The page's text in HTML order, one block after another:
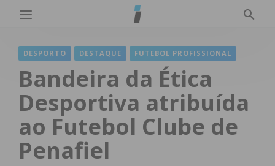
DESPORTO DESTAQUE FUTEBOL PROFISSIONAL
Bandeira da Ética
Desportiva atribuída
ao Futebol Clube de
Penafiel